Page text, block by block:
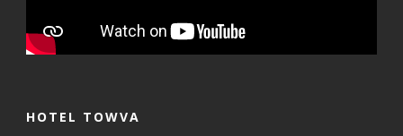
HOTEL TOWVA